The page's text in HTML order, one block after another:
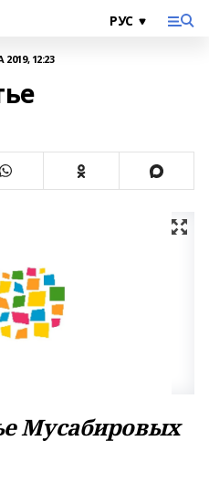
12:23
Мусабировых